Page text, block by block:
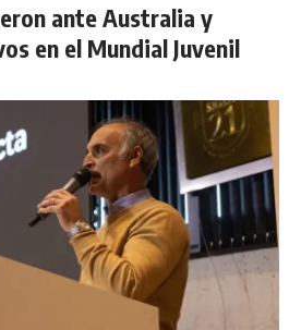
ante Australia y
en el Mundial Juvenil